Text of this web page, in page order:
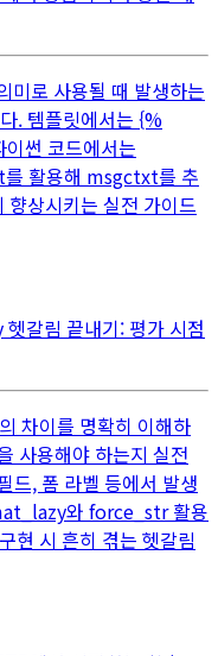
미로 사용될 때 발생하는
. 템플릿에서는 {%
썬 코드에서는
활용해 msgctxt를 추
향상시키는 실전 가이드
갈림 끝내기: 평가 시점
이를 명확히 이해하
사용해야 하는지 실전
드, 폼 라벨 등에서 발생
와 force_str 활용
현 시 흔히 겪는 헷갈림